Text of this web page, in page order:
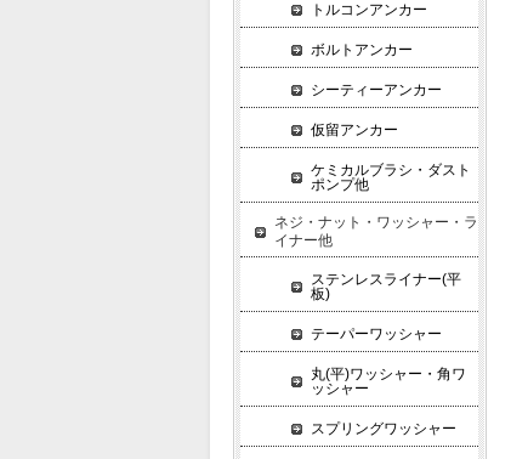
トルコンアンカー
ボルトアンカー
シーティーアンカー
仮留アンカー
ケミカルブラシ・ダスト
ポンプ他
ネジ・ナット・ワッシャー・ラ
イナー他
ステンレスライナー(平
板)
テーパーワッシャー
丸(平)ワッシャー・角ワ
ッシャー
スプリングワッシャー